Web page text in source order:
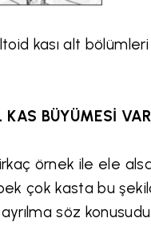
kası alt bölümleri
KAS BÜYÜMESİ
örnek ile ele
çok kasta bu
söz